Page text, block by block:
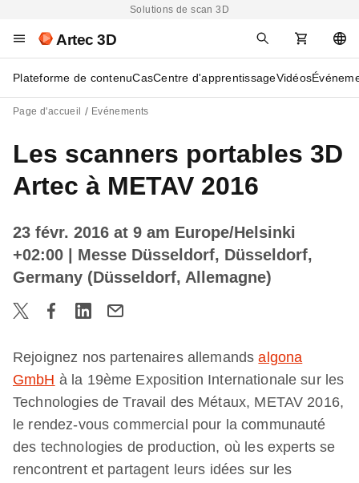
Solutions de scan 3D
Artec 3D
Plateforme de contenuCasCentre d'apprentissageVidéos
Page d'accueil Evénements
Les scanners portables 3D
Artec à METAV 2016
23 févr. 2016 at 9 am Europe/Helsinki
+02:00
| Messe Düsseldorf, Düsseldorf,
Germany (Düsseldorf, Allemagne)
Rejoignez nos partenaires allemandsalgona
GmbH à la 19ème Exposition Internationale sur les
Technologies de Travail des Métaux, METAV 2016,
le rendez-vous commercial pour la communauté
des technologies de production, où les experts se
rencontrent et partagent leurs idées sur les